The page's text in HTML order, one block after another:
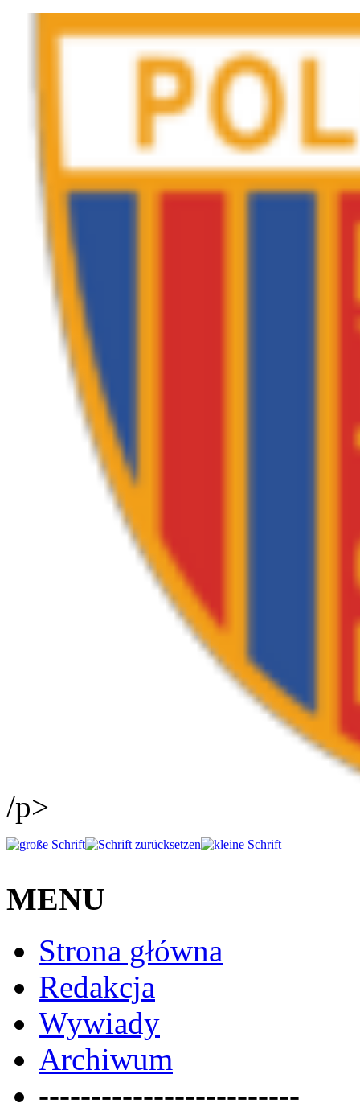
/p>
MENU
Strona główna
Redakcja
Wywiady
Archiwum
-------------------------